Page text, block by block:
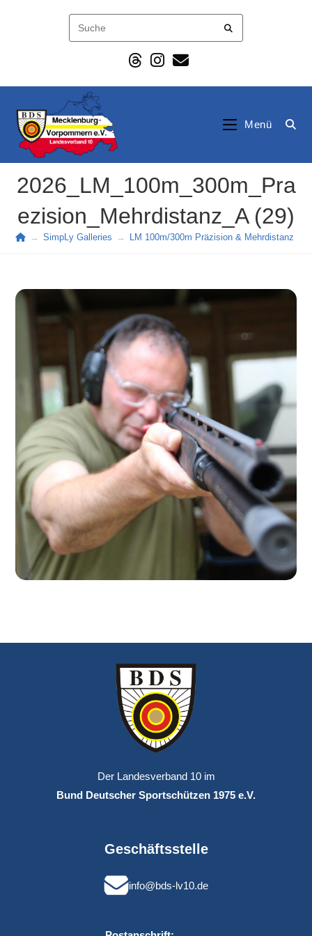
Menü
2026_LM_100m_300m_Pra
ezision_Mehrdistanz_A (29)
→ SimpLy Galleries → LM 100m/300m Präzision & Mehrdistanz
Der Landesverband 10 im
Bund Deutscher Sportschützen 1975 e.V.
Geschäftsstelle
info@bds-lv10.de